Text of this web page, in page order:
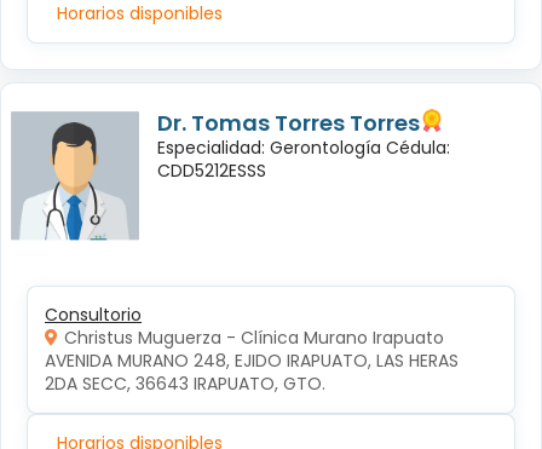
Horarios disponibles
Dr. Tomas Torres Torres
Especialidad: Gerontología Cédula:
CDD5212ESSS
Consultorio
Christus Muguerza - Clínica Murano Irapuato
AVENIDA MURANO 248, EJIDO IRAPUATO, LAS HERAS
2DA SECC, 36643 IRAPUATO, GTO.
Horarios disponibles